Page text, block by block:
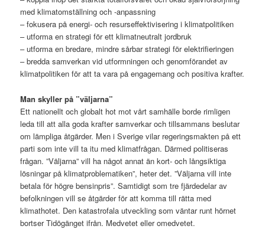
med klimatomställning och -anpassning
– fokusera på energi- och resurseffektivisering i klimatpolitiken
– utforma en strategi för ett klimatneutralt jordbruk
– utforma en bredare, mindre sårbar strategi för elektrifieringen
– bredda samverkan vid utformningen och genomförandet av
klimatpolitiken för att ta vara på engagemang och positiva krafter.
Man skyller på ”väljarna”
Ett nationellt och globalt hot mot vårt samhälle borde rimligen
leda till att alla goda krafter samverkar och tillsammans beslutar
om lämpliga åtgärder. Men i Sverige vilar regeringsmakten på ett
parti som inte vill ta itu med klimatfrågan. Därmed politiseras
frågan. ”Väljarna” vill ha något annat än kort- och långsiktiga
lösningar på klimatproblematiken”, heter det. ”Väljarna vill inte
betala för högre bensinpris”. Samtidigt som tre fjärdedelar av
befolkningen vill se åtgärder för att komma till rätta med
klimathotet. Den katastrofala utveckling som väntar runt hörnet
bortser Tidögänget ifrån. Medvetet eller omedvetet.